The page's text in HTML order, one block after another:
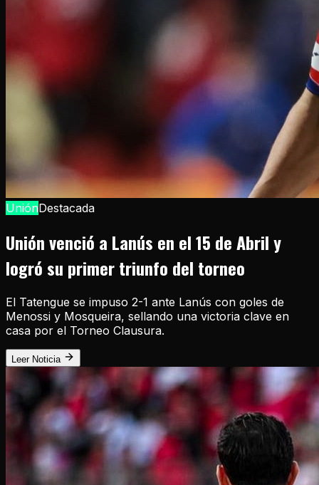
UniónDestacada
Unión venció a Lanús en el 15 de Abril y
logró su primer triunfo del torneo
El Tatengue se impuso 2-1 ante Lanús con goles de
Menossi y Mosqueira, sellando una victoria clave en
casa por el Torneo Clausura.
Leer Noticia